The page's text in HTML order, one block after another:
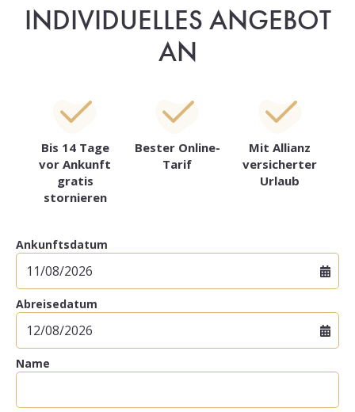
INDIVIDUELLES ANGEBOT
AN
Bis 14 Tage
vor Ankunft
gratis
stornieren
Bester Online-
Tarif
Mit Allianz
versicherter
Urlaub
Ankunftsdatum
Abreisedatum
Name